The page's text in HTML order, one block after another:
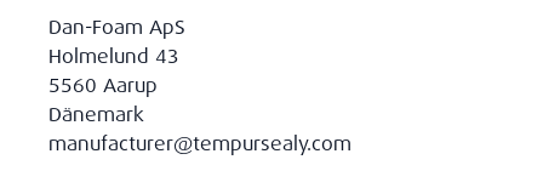
Dan-Foam ApS
Holmelund 43
5560 Aarup
Dänemark
manufacturer@tempursealy.com